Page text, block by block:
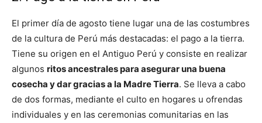
El primer día de agosto tiene lugar una de las costumbres
de la cultura de Perú más destacadas: el pago a la tierra.
Tiene su origen en el Antiguo Perú y consiste en realizar
algunos ritos ancestrales para asegurar una buena
cosecha y dar gracias a la Madre Tierra. Se lleva a cabo
de dos formas, mediante el culto en hogares u ofrendas
individuales y en las ceremonias comunitarias en las